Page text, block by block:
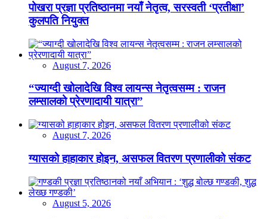
पोखरा प्रज्ञा प्रतिष्ठानमा नयाँ नेतृत्व, सरस्वती ‘प्रतीक्षा’
कुलपति नियुक्त
August 7, 2026
“ज्याग्दी खोलादेखि विश्व लायन्स नेतृत्वसम्म : राजन
लम्सालको प्रेरणादायी यात्रा”
August 7, 2026
ग्यासको हाहाकार होइन, असफल वितरण प्रणालीको संकट
August 5, 2026